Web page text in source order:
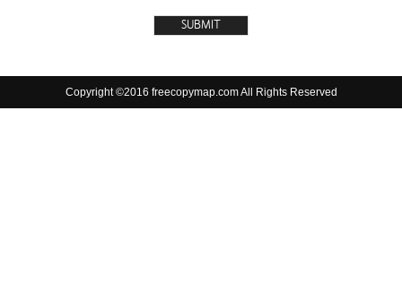
Copyright ©2016 freecopymap.com All Rights Reserved